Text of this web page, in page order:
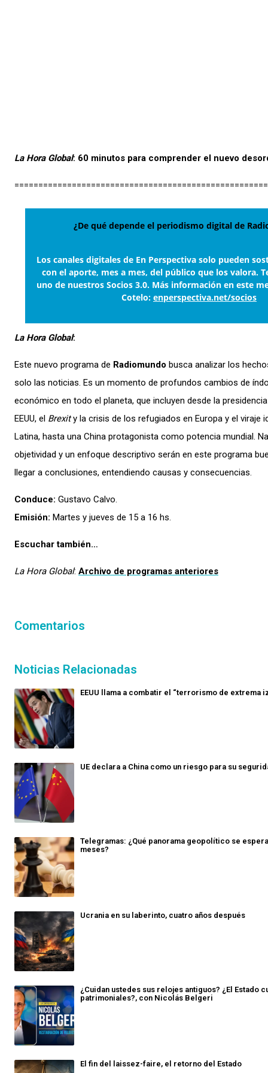
La Hora Global: 60 minutos para comprender el nuevo
¿De qué depende el periodismo digital de
Los canales digitales de En Perspectiva solo pueden
con el aporte, mes a mes, del público que los valora.
uno de nuestros Socios 3.0. Más información en este
Cotelo: enperspectiva.net/socios
La Hora Global:
Este nuevo programa de Radiomundo busca analizar los
solo las noticias. Es un momento de profundos cambios de
económico en todo el planeta, que incluyen desde la
EEUU, el Brexity la crisis de los refugiados en Europa y el viraje
Latina, hasta una China protagonista como potencia mundial.
objetividad y un enfoque descriptivo serán en este programa
llegar a conclusiones, entendiendo causas y consecuencias.
Conduce: Gustavo Calvo.
Emisión: Martes y jueves de 15 a 16 hs.
Escuchar también…
La Hora Global: Archivo de programas anteriores
Comentarios
Noticias Relacionadas
EEUU llama a combatir el “terrorismo de extrema
UE declara a China como un riesgo para su
Telegramas: ¿Qué panorama geopolítico se
meses?
Ucrania en su laberinto, cuatro años después
¿Cuidan ustedes sus relojes antiguos? ¿El Estado
patrimoniales?, con Nicolás Belgeri
El fin del laissez-faire, el retorno del Estado